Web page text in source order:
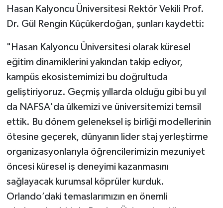
Hasan Kalyoncu Üniversitesi Rektör Vekili Prof.
Dr. Gül Rengin Küçükerdoğan, şunları kaydetti:
"Hasan Kalyoncu Üniversitesi olarak küresel
eğitim dinamiklerini yakından takip ediyor,
kampüs ekosistemimizi bu doğrultuda
geliştiriyoruz. Geçmiş yıllarda olduğu gibi bu yıl
da NAFSA'da ülkemizi ve üniversitemizi temsil
ettik. Bu dönem geleneksel iş birliği modellerinin
ötesine geçerek, dünyanın lider staj yerleştirme
organizasyonlarıyla öğrencilerimizin mezuniyet
öncesi küresel iş deneyimi kazanmasını
sağlayacak kurumsal köprüler kurduk.
Orlando’daki temaslarımızın en önemli